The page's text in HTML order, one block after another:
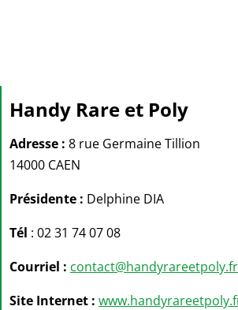
Handy Rare et Poly
Adresse : 8 rue Germaine Tillion
14000 CAEN
Présidente : Delphine DIA
Tél : 02 31 74 07 08
Courriel : contact@handyrareetpoly.fr
Site Internet :